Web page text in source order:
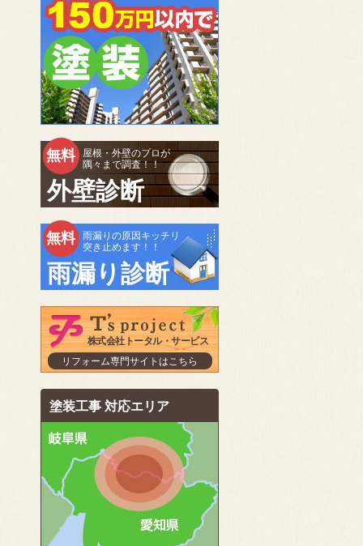
無料
屋根・外壁のプロが
隅々まで調査！！
外壁診断
無料
雨漏りの原因キッチリ
突き止めます！！
雨漏り診断
株式会社トータル・サービス
リフォーム専門サイトはこちら
塗装工事 対応エリア